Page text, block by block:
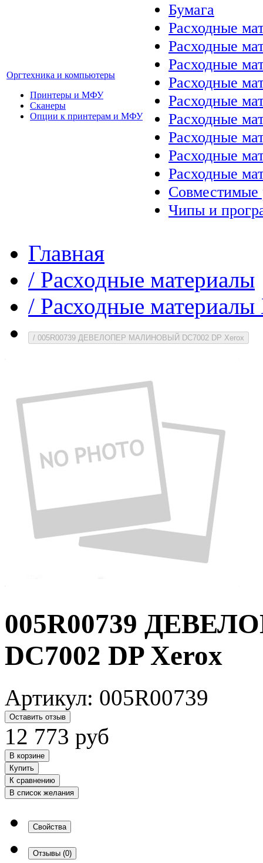
Оргтехника и компьютеры
Принтеры и МФУ
Сканеры
Опции к принтерам и МФУ
Бумага
Расходные
Расходные
Расходные
Расходные
Расходные
Расходные
Расходные
Расходные
Расходные
Совместимые
Чипы и
Главная
/ Расходные материалы
/ Расходные
/ 005R00739 ДЕВЕЛОПЕР МАЛИНОВЫЙ DC7002 DP Xerox
005R00739
DC7002 DP Xerox
Артикул: 005R00739
Оставить отзыв
12 773 руб
В корзине
Купить
К сравнению
В список желания
Свойства
Отзывы (0)